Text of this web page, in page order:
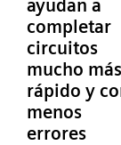
ayudan a
completar
circuitos
mucho más
rápido y
menos
errores